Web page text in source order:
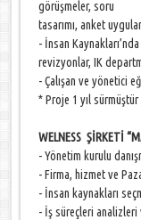
görüşmeler, soru
tasarımı, anket
- İnsan
revizyonlar, IK
- Çalışan ve yönetici
* Proje 1 yıl sürmüştür
WELNESS ŞİRKETİ
- Yönetim kurulu
- Firma, hizmet ve
- İnsan kaynakları
- İş süreçleri analizleri